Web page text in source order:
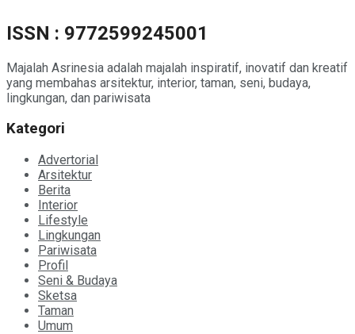
ISSN : 9772599245001
Majalah Asrinesia adalah majalah inspiratif, inovatif dan kreatif
yang membahas arsitektur, interior, taman, seni, budaya,
lingkungan, dan pariwisata
Kategori
Advertorial
Arsitektur
Berita
Interior
Lifestyle
Lingkungan
Pariwisata
Profil
Seni & Budaya
Sketsa
Taman
Umum